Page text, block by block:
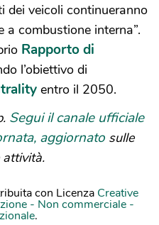
dei veicoli continueranno
a combustione interna”.
Rapporto di
l’obiettivo di
entro il 2050.
Segui il canale ufficiale
aggiornato sulle
attività.
con Licenza Creative
- Non commerciale -
.